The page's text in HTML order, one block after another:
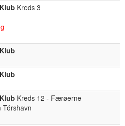
Kreds 3
Kreds 12 - Færøerne
Tórshavn